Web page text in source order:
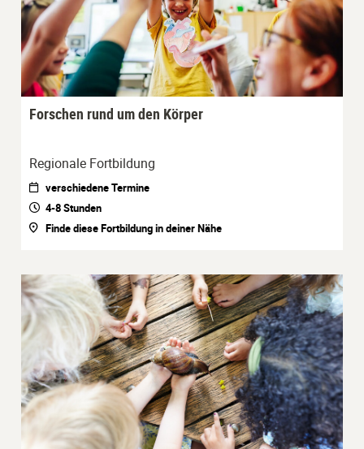
Forschen rund um den Körper
Regionale Fortbildung
verschiedene Termine
4-8 Stunden
Finde diese Fortbildung in deiner Nähe